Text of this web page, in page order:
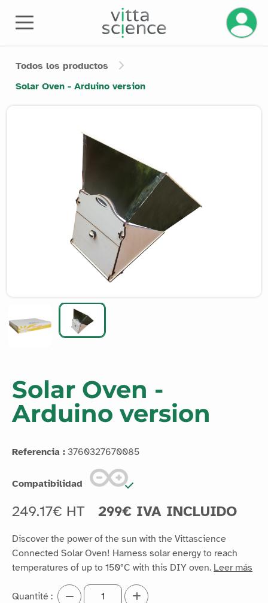
Todos los productos
Solar Oven - Arduino version
Solar Oven -
Arduino version
Referencia : 3760327670085
Compatibilidad
249.17€ HT 299€ IVA INCLUIDO
Discover the power of the sun with the Vittascience
Connected Solar Oven! Harness solar energy to reach
temperatures of up to 150°C with this DIY oven. Leer más
Quantité :